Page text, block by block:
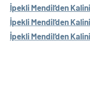
İpekli Mendil’den
İpekli Mendil’den
İpekli Mendil’den